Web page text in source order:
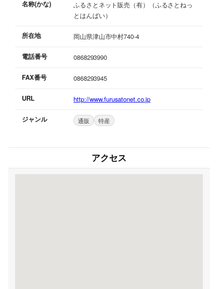
名称(かな)
ふるさとネット販売（有）（ふるさとねっ
とはんばい）
所在地 岡山県津山市中村740-4
電話番号 0868293990
FAX番号 0868293945
URL http://www.furusatonet.co.jp
ジャンル 通販 特産
アクセス